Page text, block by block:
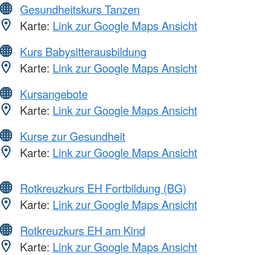
Gesundheitskurs Tanzen
Karte: Link zur Google Maps Ansicht
Kurs Babysitterausbildung
Karte: Link zur Google Maps Ansicht
Kursangebote
Karte: Link zur Google Maps Ansicht
Kurse zur Gesundheit
Karte: Link zur Google Maps Ansicht
Rotkreuzkurs EH Fortbildung (BG)
Karte: Link zur Google Maps Ansicht
Rotkreuzkurs EH am Kind
Karte: Link zur Google Maps Ansicht